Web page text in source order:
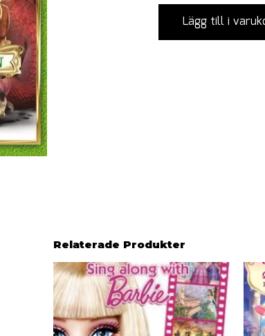
Lägg till i
Relaterade Produkter